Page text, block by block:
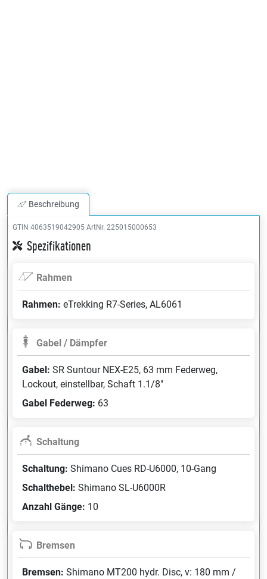
Beschreibung
GTIN 4063519042905 ArtNr. 225015000653
Spezifikationen
Rahmen
Rahmen: eTrekking R7-Series, AL6061
Gabel / Dämpfer
Gabel: SR Suntour NEX-E25, 63 mm Federweg,
Lockout, einstellbar, Schaft 1.1/8"
Gabel Federweg: 63
Schaltung
Schaltung: Shimano Cues RD-U6000, 10-Gang
Schalthebel: Shimano SL-U6000R
Anzahl Gänge: 10
Bremsen
Bremsen: Shimano MT200 hydr. Disc, v: 180 mm /